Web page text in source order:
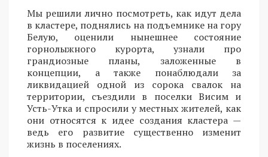
Мы решили лично посмотреть, как идут дела
в кластере, поднялись на подъемнике на гору
Белую, оценили нынешнее состояние
горнолыжного курорта, узнали про
грандиозные планы, заложенные в
концепции, а также понаблюдали за
ликвидацией одной из сорока свалок на
территории, съездили в поселки Висим и
Усть-Утка и спросили у местных жителей, как
они относятся к идее создания кластера —
ведь его развитие существенно изменит
жизнь в поселениях.